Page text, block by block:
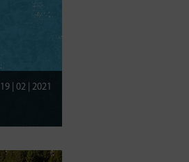
19 | 02 | 2021